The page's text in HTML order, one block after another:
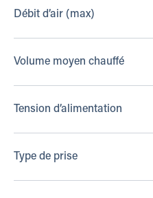
Débit d’air (max)
Volume moyen chauffé
Tension d’alimentation
Type de prise